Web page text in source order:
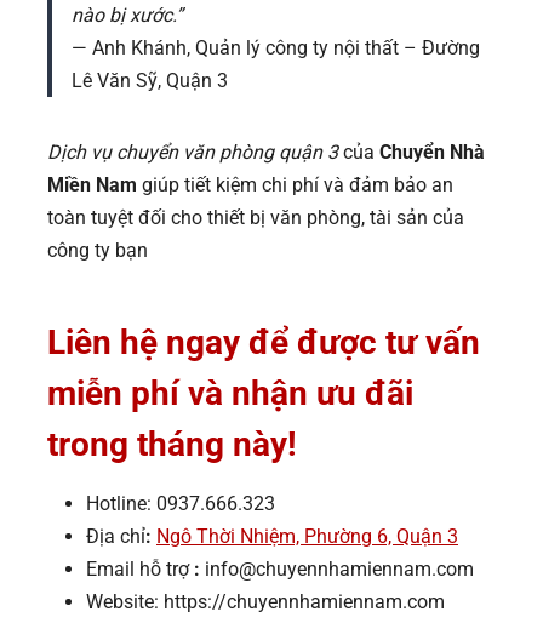
nào bị xước.”
— Anh Khánh, Quản lý công ty nội thất – Đường
Lê Văn Sỹ, Quận 3
Dịch vụ chuyển văn phòng quận 3của Chuyển Nhà
Miền Nam giúp tiết kiệm chi phí và đảm bảo an
toàn tuyệt đối cho thiết bị văn phòng, tài sản của
công ty bạn
Liên hệ ngay để được tư vấn
miễn phí và nhận ưu đãi
trong tháng này!
Hotline: 0937.666.323
Địa chỉ: Ngô Thời Nhiệm, Phường 6, Quận 3
Email hỗ trợ : info@chuyennhamiennam.com
Website: https://chuyennhamiennam.com